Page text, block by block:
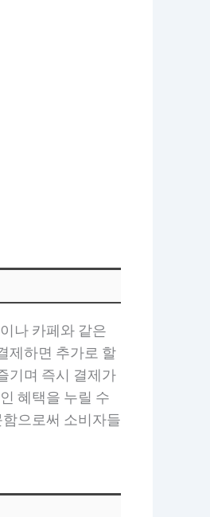
나 카페와 같은
제하면 추가로 할
기며 즉시 결제가
혜택을 누릴 수
으로써 소비자들